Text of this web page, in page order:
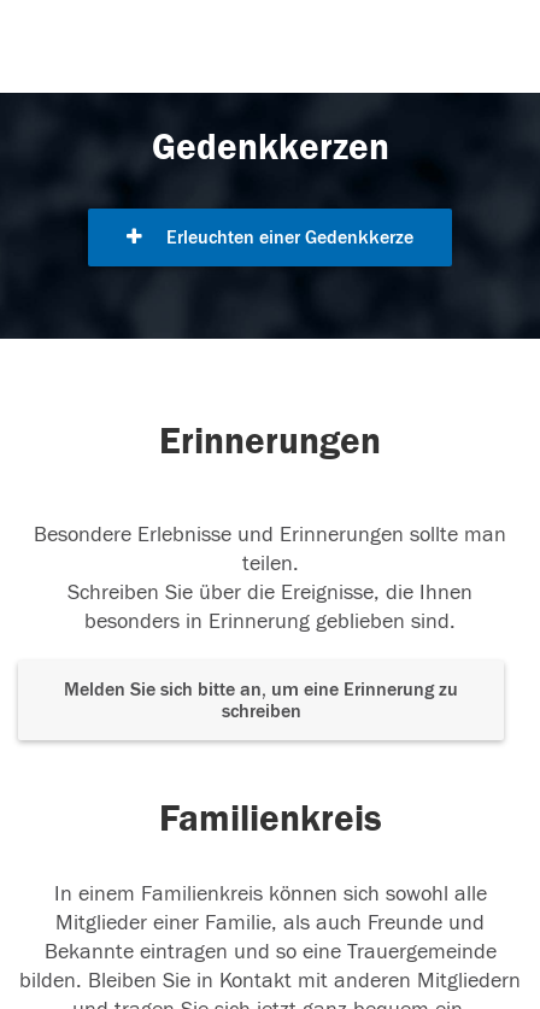
Gedenkkerzen
Erleuchten einer Gedenkkerze
Erinnerungen
Besondere Erlebnisse und Erinnerungen sollte man
teilen.
Schreiben Sie über die Ereignisse, die Ihnen
besonders in Erinnerung geblieben sind.
Melden Sie sich bitte an, um eine Erinnerung zu
schreiben
Familienkreis
In einem Familienkreis können sich sowohl alle
Mitglieder einer Familie, als auch Freunde und
Bekannte eintragen und so eine Trauergemeinde
bilden. Bleiben Sie in Kontakt mit anderen Mitgliedern